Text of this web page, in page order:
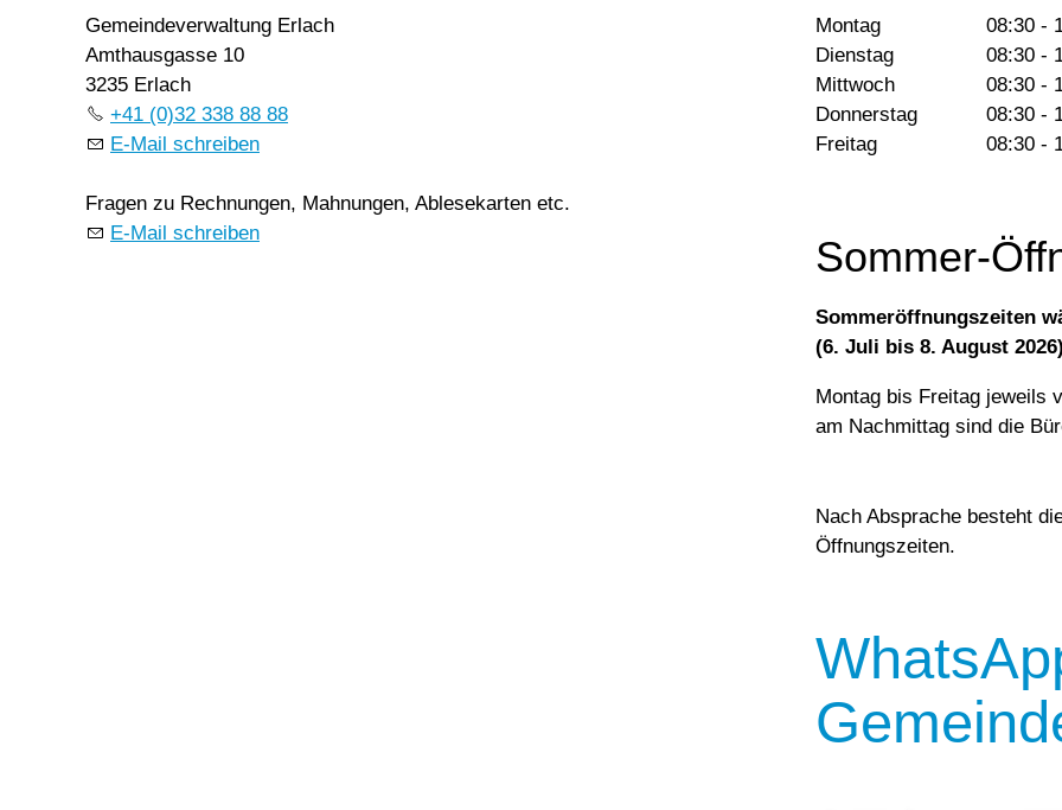
Gemeindeverwaltung Erlach
Amthausgasse 10
3235 Erlach
+41 (0)32 338 88 88
E-Mail schreiben
Fragen zu Rechnungen, Mahnungen, Ablesekarten etc.
E-Mail schreiben
Montag
Dienstag
Mittwoch
Donnerstag
Freitag
08:30 -
08:30 -
08:30 -
08:30 -
08:30 -
Sommer-
Sommeröffnungszeiten
(6. Juli bis 8. August
Montag bis Freitag jeweils
am Nachmittag sind die
Nach Absprache besteht
Öffnungszeiten.